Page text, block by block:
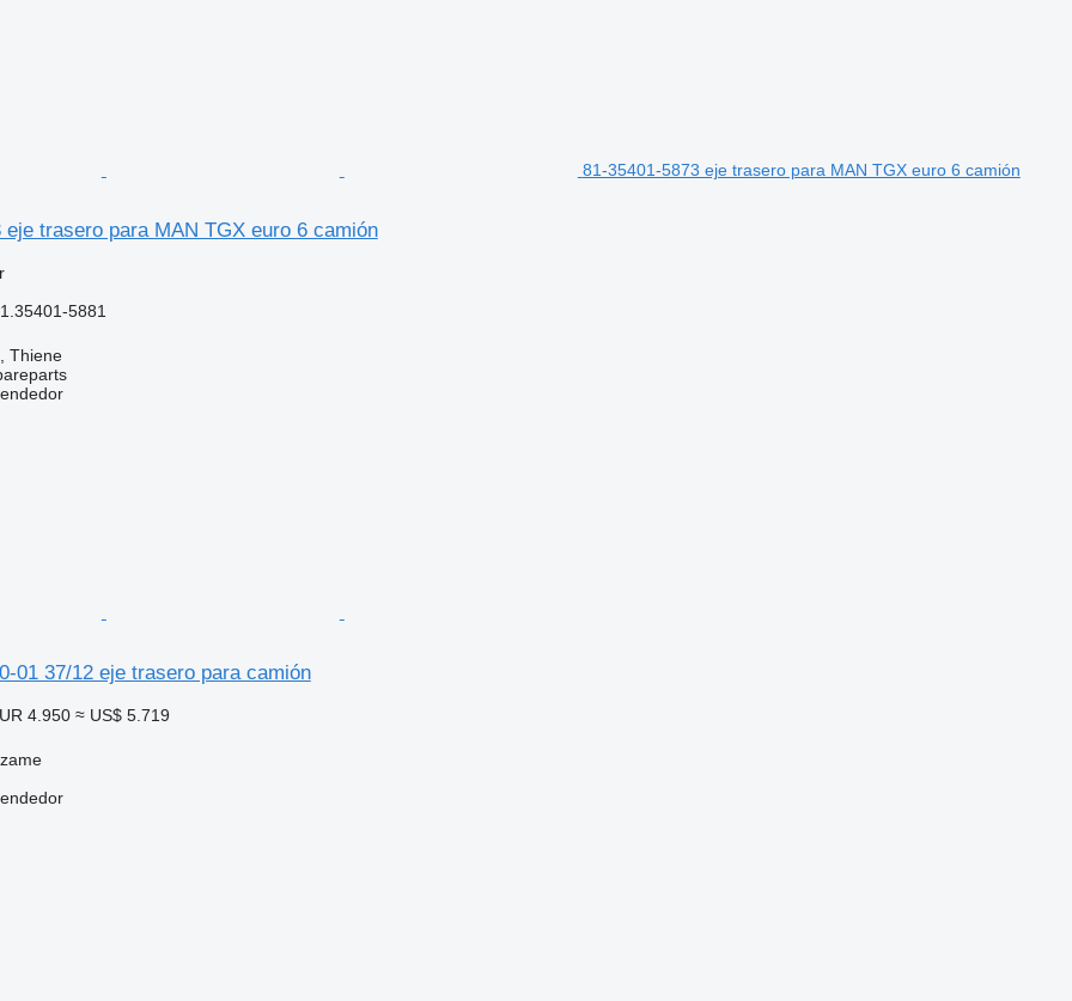
81-35401-5873 eje trasero para MAN TGX euro 6 camión
eje trasero para MAN TGX euro 6 camión
5881
Thiene
01 37/12 eje trasero para camión
4.950 ≈ US$ 5.719